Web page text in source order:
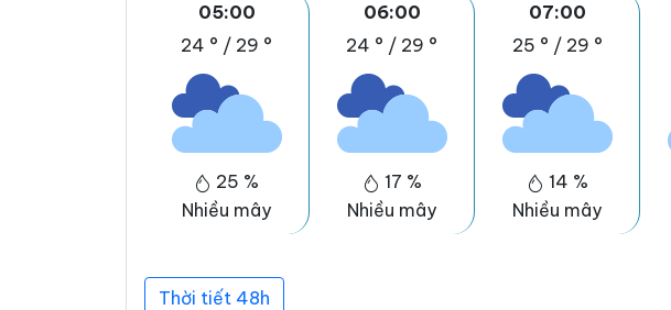
05:00
24 ° / 29 °
25 %
Nhiều mây
06:00
24 ° / 29 °
17 %
Nhiều mây
07:00
25 ° / 29 °
14 %
Nhiều mây
Thời tiết 48h